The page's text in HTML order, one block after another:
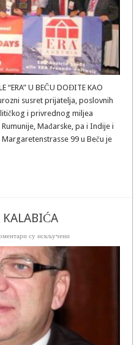
“ERA” U BEČU DOĐITE KAO
susret prijatelja, poslovnih
i privrednog miljea
Mađarske, pa i Indije i
99 u Beču je
су искљученина